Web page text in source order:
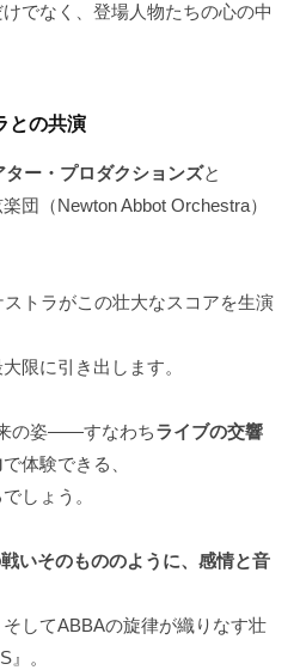
けでなく、登場人物たちの心の中
との共演
ター・プロダクションズと
団（Newton Abbot Orchestra）
トラがこの壮大なスコアを生演
限に引き出します。
の姿――すなわちライブの交響
で体験できる、
しょう。
いそのもののように、感情と音
してABBAの旋律が織りなす壮
。